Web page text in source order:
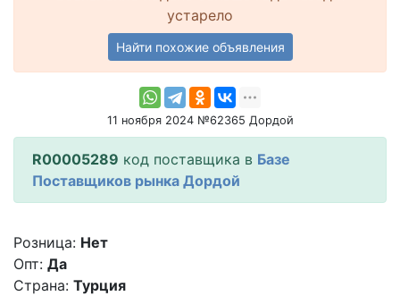
устарело
Найти похожие объявления
11 ноября 2024 №62365 Дордой
R00005289 код поставщика в Базе
Поставщиков рынка Дордой
Розница: Нет
Опт: Да
Страна: Турция